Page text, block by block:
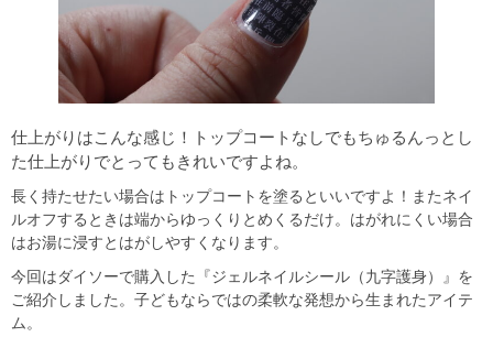
仕上がりはこんな感じ！トップコートなしでもちゅるんっとし
た仕上がりでとってもきれいですよね。
長く持たせたい場合はトップコートを塗るといいですよ！またネイ
ルオフするときは端からゆっくりとめくるだけ。はがれにくい場合
はお湯に浸すとはがしやすくなります。
今回はダイソーで購入した『ジェルネイルシール（九字護身）』を
ご紹介しました。子どもならではの柔軟な発想から生まれたアイテ
ム。